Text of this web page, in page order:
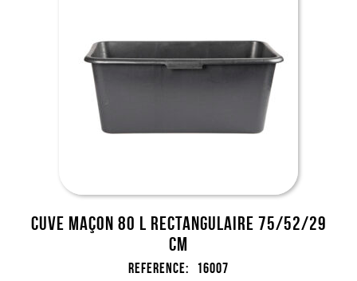
Cuve maçon 80 l rectangulaire 75/52/29
cm
Reference: 16007